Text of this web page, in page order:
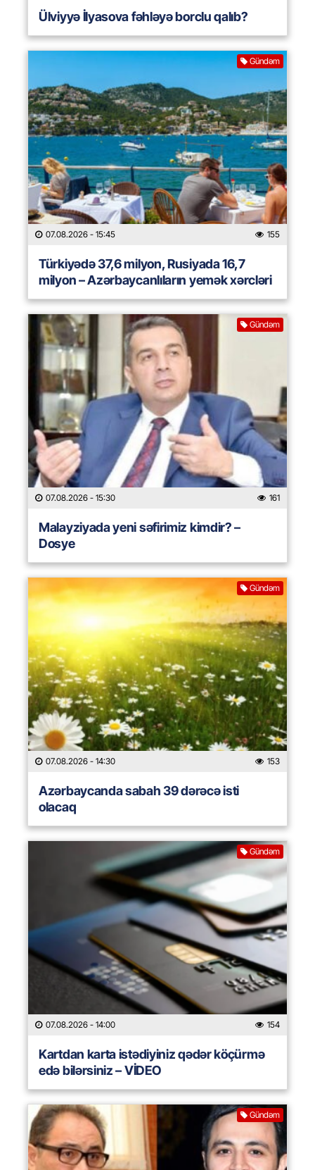
Ülviyyə İlyasova fəhləyə borclu qalıb?
Gündəm
07.08.2026 - 15:45 155
Türkiyədə 37,6 milyon, Rusiyada 16,7
milyon – Azərbaycanlıların yemək xərcləri
Gündəm
07.08.2026 - 15:30 161
Malayziyada yeni səfirimiz kimdir? –
Dosye
Gündəm
07.08.2026 - 14:30 153
Azərbaycanda sabah 39 dərəcə isti
olacaq
Gündəm
07.08.2026 - 14:00 154
Kartdan karta istədiyiniz qədər köçürmə
edə bilərsiniz – VİDEO
Gündəm